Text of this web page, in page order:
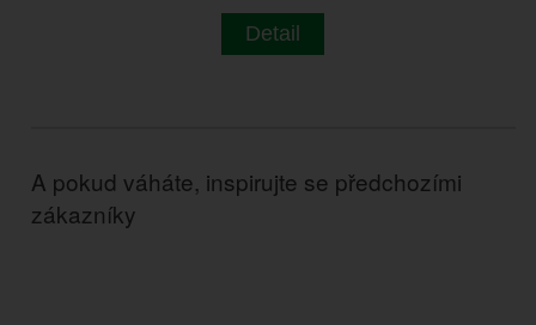
Detail
A pokud váháte, inspirujte se předchozími
zákazníky